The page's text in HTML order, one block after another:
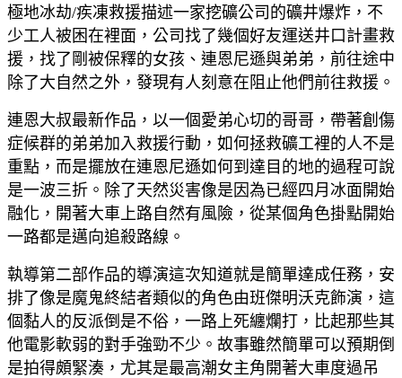
極地冰劫/疾凍救援描述一家挖礦公司的礦井爆炸，不
少工人被困在裡面，公司找了幾個好友運送井口計畫救
援，找了剛被保釋的女孩、連恩尼遜與弟弟，前往途中
除了大自然之外，發現有人刻意在阻止他們前往救援。
連恩大叔最新作品，以一個愛弟心切的哥哥，帶著創傷
症候群的弟弟加入救援行動，如何拯救礦工裡的人不是
重點，而是擺放在連恩尼遜如何到達目的地的過程可說
是一波三折。除了天然災害像是因為已經四月冰面開始
融化，開著大車上路自然有風險，從某個角色掛點開始
一路都是邁向追殺路線。
執導第二部作品的導演這次知道就是簡單達成任務，安
排了像是魔鬼終結者類似的角色由班傑明沃克飾演，這
個黏人的反派倒是不俗，一路上死纏爛打，比起那些其
他電影軟弱的對手強勁不少。故事雖然簡單可以預期倒
是拍得頗緊湊，尤其是最高潮女主角開著大車度過吊